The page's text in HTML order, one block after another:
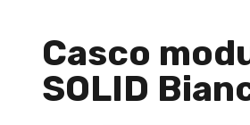
Casco
SOLID